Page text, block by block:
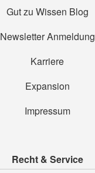
Gut zu Wissen Blog
Newsletter Anmeldung
Karriere
Expansion
Impressum
Recht & Service